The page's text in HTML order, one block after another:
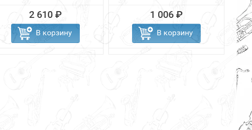
2 610 ₽
В корзину
1 006 ₽
В корзину